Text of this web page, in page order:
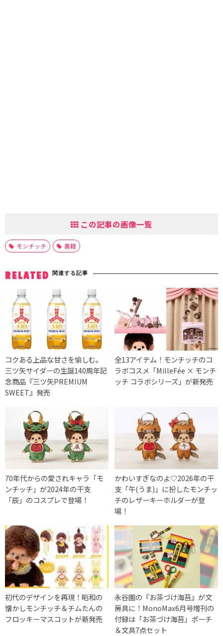
この記事の画像一覧
モンチッチ 書籍
RELATED 関連する記事
コクある上品な甘さを愉しむ。
三ツ矢サイダーの生誕140周年記
念商品『三ツ矢PREMIUM
SWEET』発売
全13アイテム！モンチッチのコ
ラボコスメ「MilleFée × モンチ
ッチ コラボシリーズ」が新発売
70年代からの愛されキャラ「モ
ンチッチ」が2024年の干支
「辰」のコスプレで登場！
かわいすぎなのよ♡2026年の干
支「午(うま)」に扮したモンチッ
チのレザーキーホルダーが登
場！
初代のデザインを再現！昭和の
懐かしモンチッチ＆チムたんの
フロッキーマスコットが新発売
永谷園の『お茶づけ海苔』が文
房具に！MonoMax6月号増刊の
付録は「お茶づけ海苔」ポーチ
＆文具7点セット